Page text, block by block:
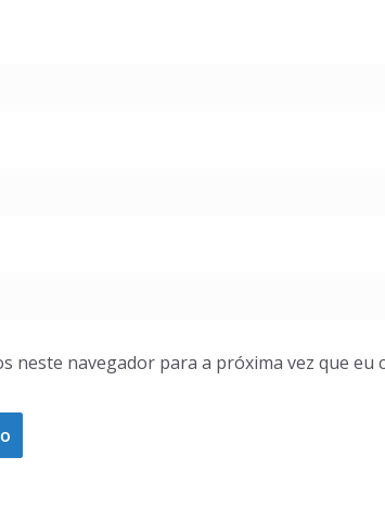
neste navegador para a próxima vez que eu